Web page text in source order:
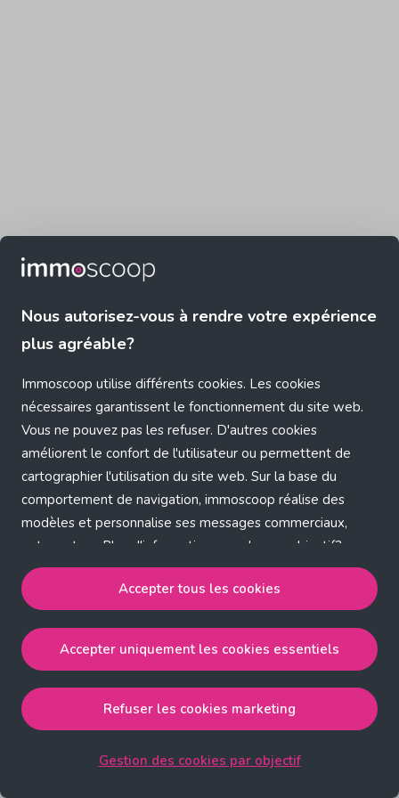
Nous autorisez-vous à rendre votre expérience
plus agréable?
Immoscoop utilise différents cookies. Les cookies
nécessaires garantissent le fonctionnement du site web.
Vous ne pouvez pas les refuser. D'autres cookies
améliorent le confort de l'utilisateur ou permettent de
cartographier l'utilisation du site web. Sur la base du
comportement de navigation, immoscoop réalise des
modèles et personnalise ses messages commerciaux,
entre autres. Plus d'informations sur chaque objectif?
Cliquez sur 'Gestion des cookies par objectif'.
Notre politique de cookies
Accepter tous les cookies
strictement nécessaires, performance, fonctionnalité et
publicité ciblée.
Accepter uniquement les cookies essentielsaccepte
les cookies strictement nécessaires.
Accepter tous les cookies
Accepter uniquement les cookies essentiels
Refuser les cookies marketing
Gestion des cookies par objectif
Application error: a client-side exception has occurred (see the
browser console for more information)